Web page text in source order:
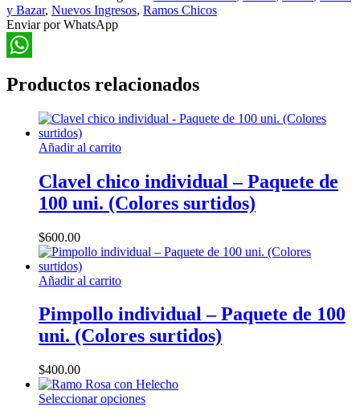
Chico
cantidad
y Bazar, Nuevos Ingresos, Ramos Chicos
Enviar por WhatsApp
Productos relacionados
Añadir al carrito
Clavel chico individual – Paquete de
100 uni. (Colores surtidos)
$600.00
Añadir al carrito
Pimpollo individual – Paquete de 100
uni. (Colores surtidos)
$400.00
Seleccionar opcionesEste